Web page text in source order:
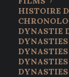
HISTOIRE
DYNASTIE
DYNASTIES
DYNASTIES
venue